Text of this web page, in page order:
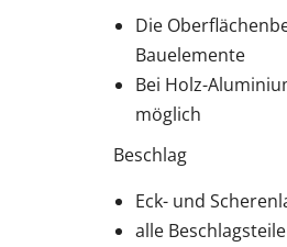
Die
Bauelemente
Bei Holz-
möglich
Beschlag
Eck- und
alle